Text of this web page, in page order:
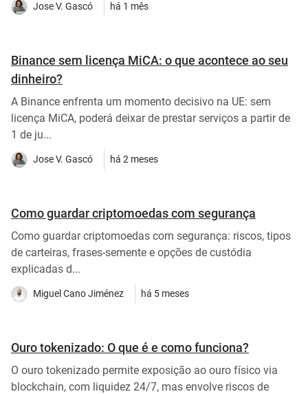
Jose V. Gascó há 1 mês
Binance sem licença MiCA: o que acontece ao seu
dinheiro?
A Binance enfrenta um momento decisivo na UE: sem
licença MiCA, poderá deixar de prestar serviços a partir de
1 de ju...
Jose V. Gascó há 2 meses
Como guardar criptomoedas com segurança
Como guardar criptomoedas com segurança: riscos, tipos
de carteiras, frases-semente e opções de custódia
explicadas d...
Miguel Cano Jiménez há 5 meses
Ouro tokenizado: O que é e como funciona?
O ouro tokenizado permite exposição ao ouro físico via
blockchain, com liquidez 24/7, mas envolve riscos de